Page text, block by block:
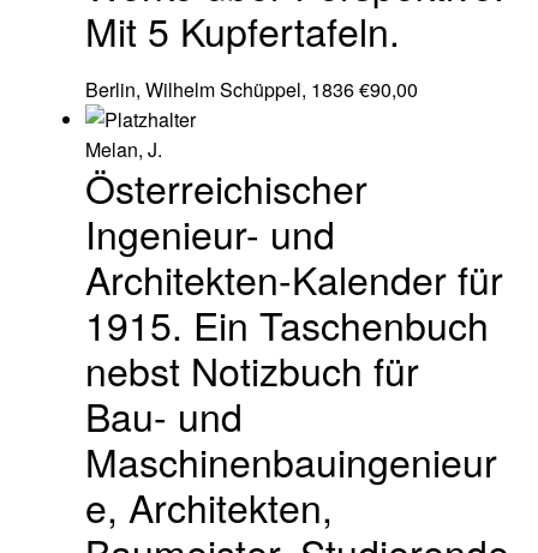
Mit 5 Kupfertafeln.
Berlin, Wilhelm Schüppel, 1836€90,00
Melan, J.
Österreichischer
Ingenieur- und
Architekten-Kalender für
1915. Ein Taschenbuch
nebst Notizbuch für
Bau- und
Maschinenbauingenieur
e, Architekten,